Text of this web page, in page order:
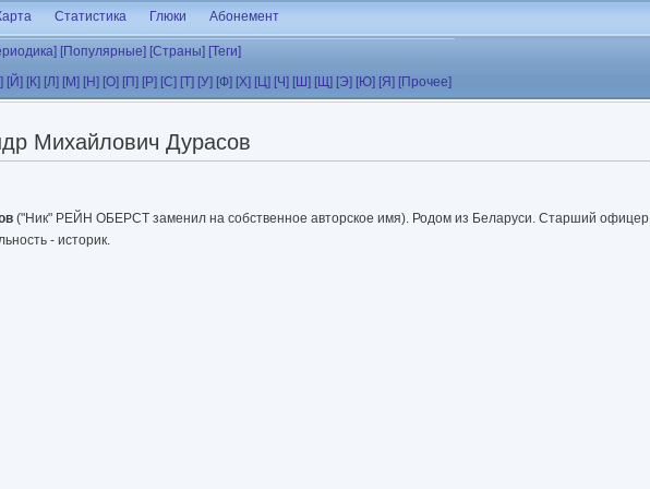
Статистика Глюки Абонемент
[Популярные] [Страны] [Теги]
[Й] [К] [Л] [М] [Н] [О] [П] [Р] [С] [Т] [У] [Ф] [Х] [Ц] [Ч] [Ш] [Щ] [Э] [Ю] [Я] [Прочее]
Михайлович Дурасов
("Ник" РЕЙН ОБЕРСТ заменил на собственное авторское имя). Родом из Беларуси. Старший офицер
- историк.